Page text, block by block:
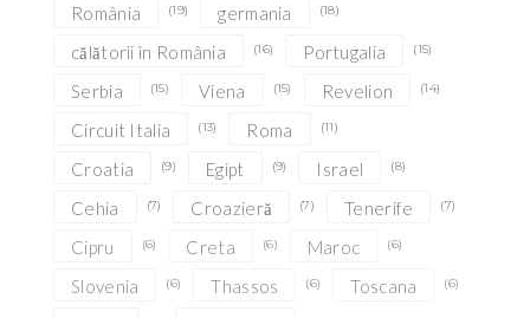
România (19) germania (18)
călătorii în România (16) Portugalia (15)
Serbia (15) Viena (15) Revelion (14)
Circuit Italia (13) Roma (11)
Croatia (9) Egipt (9) Israel (8)
Cehia (7) Croazieră (7) Tenerife (7)
Cipru (6) Creta (6) Maroc (6)
Slovenia (6) Thassos (6) Toscana (6)